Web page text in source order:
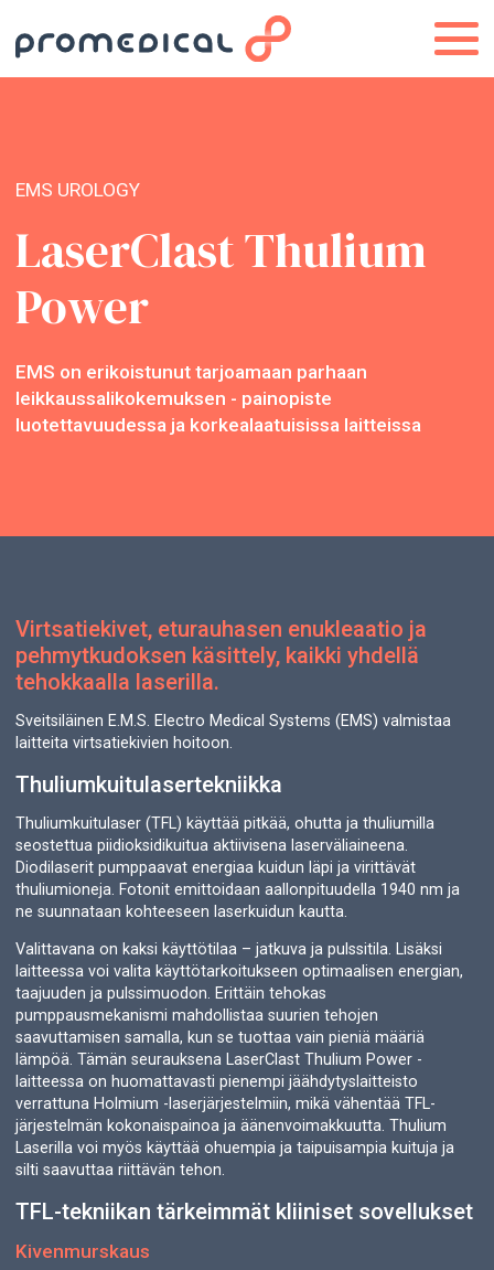
EMS UROLOGY
LaserClast Thulium
Power
EMS on erikoistunut tarjoamaan parhaan
leikkaussalikokemuksen - painopiste
luotettavuudessa ja korkealaatuisissa laitteissa
Virtsatiekivet, eturauhasen enukleaatio ja
pehmytkudoksen käsittely, kaikki yhdellä
tehokkaalla laserilla.
Sveitsiläinen E.M.S. Electro Medical Systems (EMS) valmistaa
laitteita virtsatiekivien hoitoon.
Thuliumkuitulasertekniikka
Thuliumkuitulaser (TFL) käyttää pitkää, ohutta ja thuliumilla
seostettua piidioksidikuitua aktiivisena laserväliaineena.
Diodilaserit pumppaavat energiaa kuidun läpi ja virittävät
thuliumioneja. Fotonit emittoidaan aallonpituudella 1940 nm ja
ne suunnataan kohteeseen laserkuidun kautta.
Valittavana on kaksi käyttötilaa – jatkuva ja pulssitila. Lisäksi
laitteessa voi valita käyttötarkoitukseen optimaalisen energian,
taajuuden ja pulssimuodon. Erittäin tehokas
pumppausmekanismi mahdollistaa suurien tehojen
saavuttamisen samalla, kun se tuottaa vain pieniä määriä
lämpöä. Tämän seurauksena LaserClast Thulium Power -
laitteessa on huomattavasti pienempi jäähdytyslaitteisto
verrattuna Holmium -laserjärjestelmiin, mikä vähentää TFL-
järjestelmän kokonaispainoa ja äänenvoimakkuutta. Thulium
Laserilla voi myös käyttää ohuempia ja taipuisampia kuituja ja
silti saavuttaa riittävän tehon.
TFL-tekniikan tärkeimmät kliiniset sovellukset
Kivenmurskaus